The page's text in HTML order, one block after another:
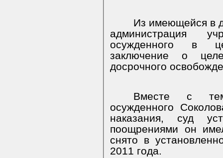
Из имеющейся в
администрация
осужденного в
заключение о
досрочного
Вместе с
осужденного
наказания, суд
поощрениями он
снято в
2011 года.